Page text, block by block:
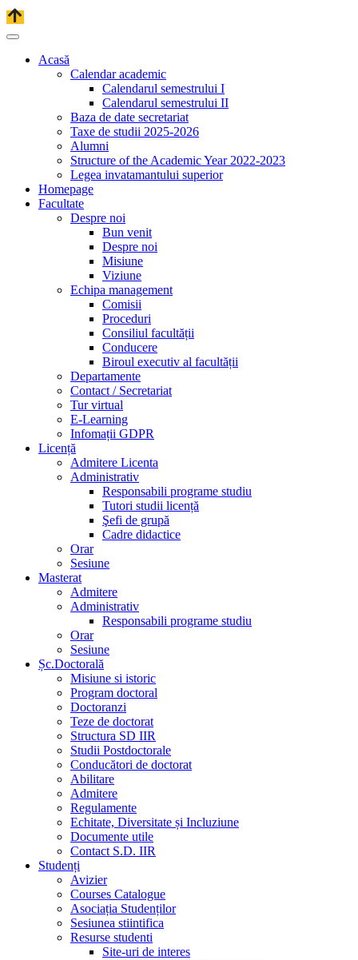
Acasă
Calendar academic
Calendarul semestrului I
Calendarul semestrului II
Baza de date secretariat
Taxe de studii 2025-2026
Alumni
Structure of the Academic Year 2022-2023
Legea invatamantului superior
Homepage
Facultate
Despre noi
Bun venit
Despre noi
Misiune
Viziune
Echipa management
Comisii
Proceduri
Consiliul facultății
Conducere
Biroul executiv al facultății
Departamente
Contact / Secretariat
Tur virtual
E-Learning
Infomații GDPR
Licență
Admitere Licenta
Administrativ
Responsabili programe studiu
Tutori studii licență
Şefi de grupă
Cadre didactice
Orar
Sesiune
Masterat
Admitere
Administrativ
Responsabili programe studiu
Orar
Sesiune
Șc.Doctorală
Misiune si istoric
Program doctoral
Doctoranzi
Teze de doctorat
Structura SD IIR
Studii Postdoctorale
Conducători de doctorat
Abilitare
Admitere
Regulamente
Echitate, Diversitate și Incluziune
Documente utile
Contact S.D. IIR
Studenți
Avizier
Courses Catalogue
Asociația Studenților
Sesiunea stiintifica
Resurse studenti
Site-uri de interes